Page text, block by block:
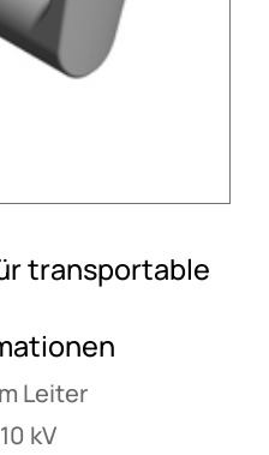
transportable
Leiter
kV